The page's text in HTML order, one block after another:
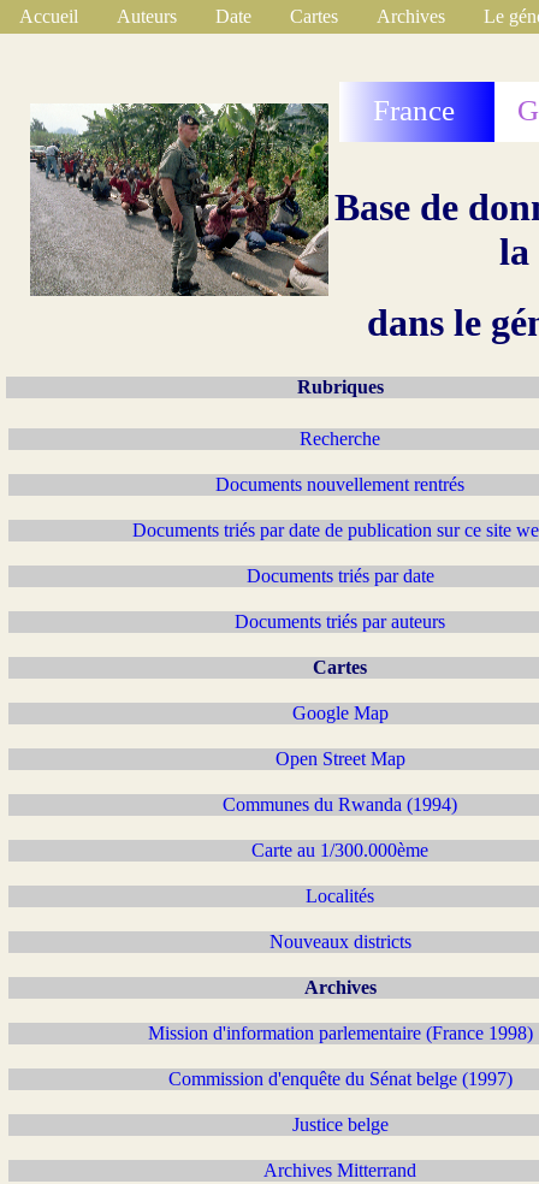
Accueil Auteurs Date Cartes Archives Le
France
Base de
la
dans le
Rubriques
Recherche
Documents nouvellement rentrés
Documents triés par date de publication sur ce site
Documents triés par date
Documents triés par auteurs
Cartes
Google Map
Open Street Map
Communes du Rwanda (1994)
Carte au 1/300.000ème
Localités
Nouveaux districts
Archives
Mission d'information parlementaire (France 1998)
Commission d'enquête du Sénat belge (1997)
Justice belge
Archives Mitterrand